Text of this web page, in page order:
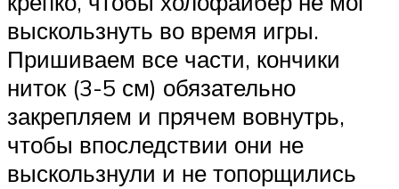
выскользнуть во время игры.
Пришиваем все части, кончики
ниток (3-5 см) обязательно
закрепляем и прячем вовнутрь,
чтобы впоследствии они не
выскользнули и не топорщились